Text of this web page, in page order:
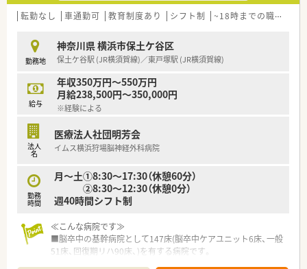
操作などの実戦形式の研修を実施しています。
擬体験し在宅医療への理解を深めます。
■ OTC研修や健康食品に関する研修も実施しており、薬剤師と
して幅広いカウンセリング力の強化を後押しします。
【やりがい/おすすめポイント】
■ 社員慰労金支給や退職金制度、従業員割引購入制度など、大手
ならではの手厚い福利厚生が魅力です。
に合わせて長く活躍できる環境が整っています。
■ 個人へのノルマは一切ありませんので、お客様の満足度向上
転勤なし 車通勤可 教育制度あり シフト制 ~18時までの職場
勤務地
神奈川県 横浜市保土ケ谷区
保土ケ谷駅 (JR横須賀線)／東戸塚駅 (JR横須賀線)
給与
年収350万円～550万円
月給238,500円～350,000円
※経験による
法人
名
医療法人社団明芳会
イムス横浜狩場脳神経外科病院
勤務
時間
月～土①8:30～17:30（休憩60分）
②8:30～12:30（休憩0分）
週40時間シフト制
≪こんな病院です≫
■脳卒中の基幹病院として147床(脳卒中ケアユニット6床、一般
51床、回復期リハ90床、)を有する病院です。